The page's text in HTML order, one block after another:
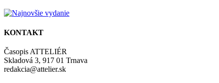
KONTAKT
Časopis ATTELIÉR
Skladová 3, 917 01 Trnava
redakcia@attelier.sk